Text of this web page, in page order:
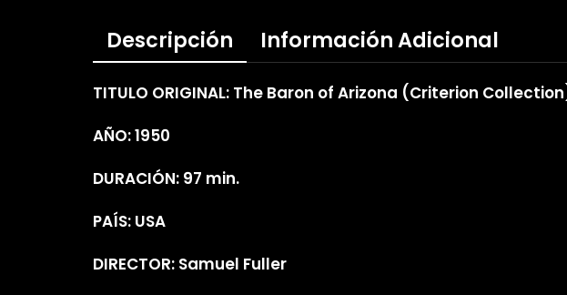
Descripción Información Adicional
TITULO ORIGINAL: The Baron of Arizona (Criterion
AÑO: 1950
DURACIÓN: 97 min.
PAÍS: USA
DIRECTOR: Samuel Fuller